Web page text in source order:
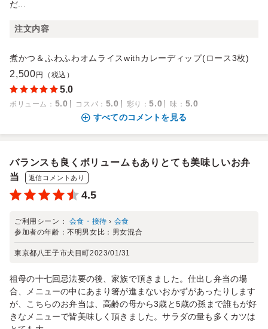
だ...
注文内容
煮かつ＆ふわふわオムライスwithカレーディップ(ロース3枚)
2,500 円（税込）
5.0
ボリューム ： 5.0 コスパ ： 5.0 彩り ：5.0 味 ： 5.0
すべてのコメントを見る
バランスも良くボリュームもありとても美味しいお弁
当
返信コメントあり
4.5
ご利用シーン： 会食・接待 › 会食
参加者の年齢：不明 男女比： 男女混合
東京都八王子市犬目町2023/01/31
祖母の十七回忌法要の後、家族で頂きました。仕出し弁当の場
合、メニューの中にあまり箸が進まないおかずがあったりします
が、こちらのお弁当は、高齢の母から3歳と5歳の孫まで誰もが好
きなメニューで皆美味しく頂きました。サラダの量も多くカツは